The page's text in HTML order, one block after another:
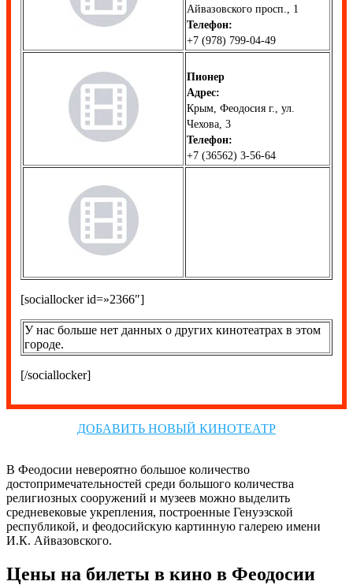
Айвазовского просп., 1
Телефон:
+7 (978) 799-04-49
Пионер
Адрес:
Крым, Феодосия г., ул.
Чехова, 3
Телефон:
+7 (36562) 3-56-64
[sociallocker id=»2366″]
У нас больше нет данных о других кинотеатрах в этом
городе.
[/sociallocker]
ДОБАВИТЬ НОВЫЙ КИНОТЕАТР
В Феодосии невероятно большое количество
достопримечательностей среди большого количества
религиозных сооружений и музеев можно выделить
средневековые укрепления, построенные Генуэзской
республикой, и феодосийскую картинную галерею имени
И.К. Айвазовского.
Цены на билеты в кино в Феодосии